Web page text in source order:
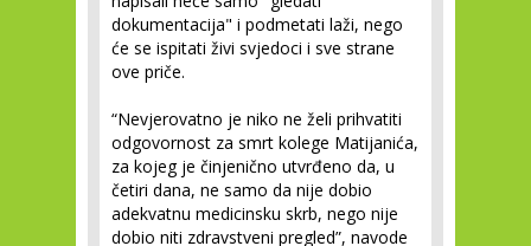
dokumentacija" i podmetati laži, nego
će se ispitati živi svjedoci i sve strane
ove priče.
“Nevjerovatno je niko ne želi prihvatiti
odgovornost za smrt kolege Matijanića,
za kojeg je činjenično utvrđeno da, u
četiri dana, ne samo da nije dobio
adekvatnu medicinsku skrb, nego nije
dobio niti zdravstveni pregled”, navode